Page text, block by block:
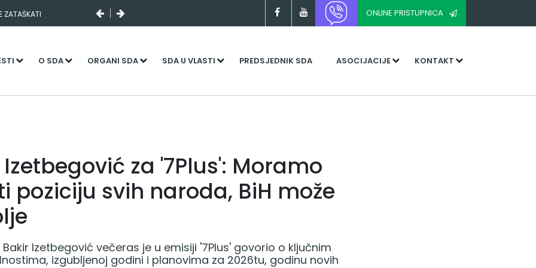
ZATAŠKATIPREVID,
KADROVI
ONLINE PRISTUPNICA
O SDA ORGANI SDA SDA U VLASTI PREDSJEDNIK SDA ASOCIJACIJE KONTAKT
Izetbegović za '7Plus': Moramo
poziciju svih naroda, BiH može
Bakir Izetbegović večeras je u emisiji '7Plus' govorio o ključnim
izgubljenoj godini i planovima za 2026tu, godinu novih